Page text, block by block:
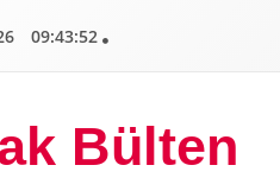
09:43:53
Bülten